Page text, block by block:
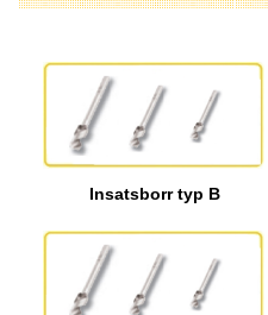
Insatsborr typ B